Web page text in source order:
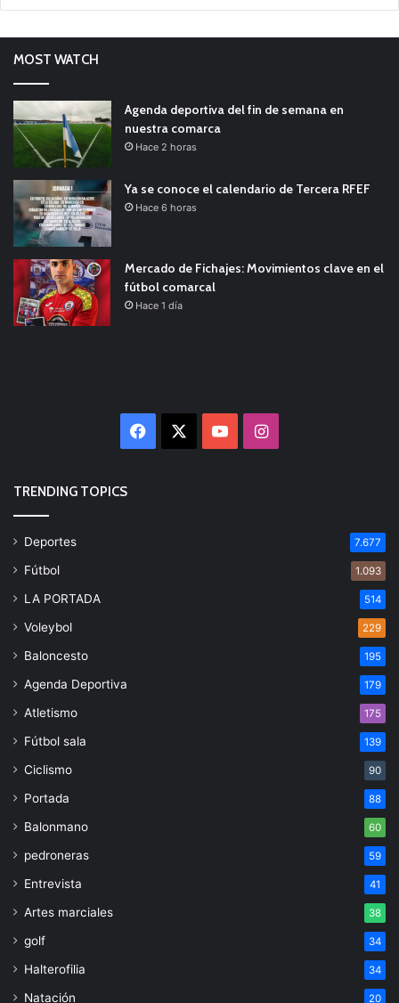
MOST WATCH
Agenda deportiva del fin de semana en
nuestra comarca
Hace 2 horas
Ya se conoce el calendario de Tercera RFEF
Hace 6 horas
Mercado de Fichajes: Movimientos clave en el
fútbol comarcal
Hace 1 día
Facebook YouTubeInstagram
TRENDING TOPICS
Deportes 7.677
Fútbol 1.093
LA PORTADA 514
Voleybol 229
Baloncesto 195
Agenda Deportiva 179
Atletismo 175
Fútbol sala 139
Ciclismo 90
Portada 88
Balonmano 60
pedroneras 59
Entrevista 41
Artes marciales 38
golf 34
Halterofilia 34
Natación 20